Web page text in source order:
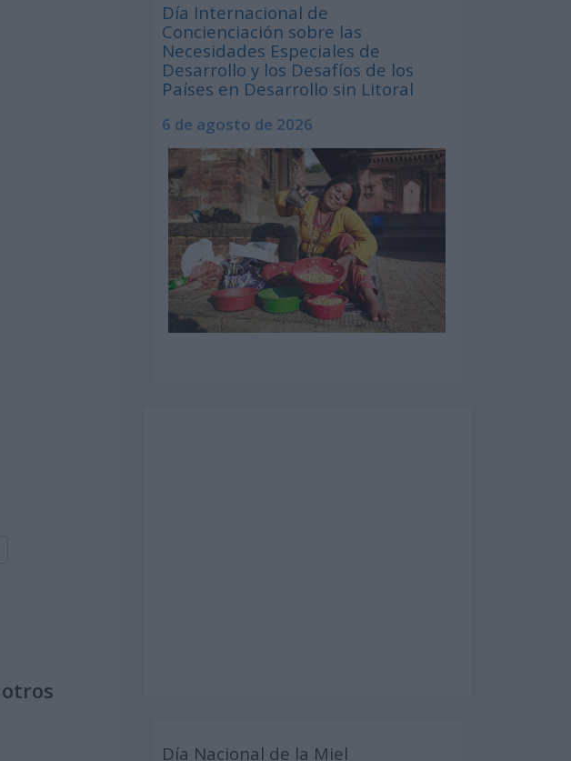
Día Internacional de
Concienciación sobre las
Necesidades Especiales de
Desarrollo y los Desafíos de los
Países en Desarrollo sin Litoral
6 de agosto de 2026
Día Nacional de la Miel